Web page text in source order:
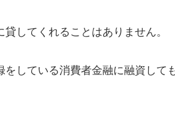
してくれることはありません。
している消費者金融に融資して